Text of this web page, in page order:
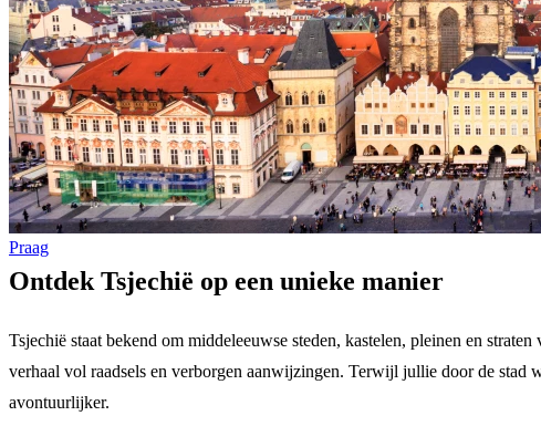
Praag
Ontdek Tsjechië op een unieke manier
Tsjechië staat bekend om middeleeuwse steden, kastelen, pleinen en
verhaal vol raadsels en verborgen aanwijzingen. Terwijl jullie door de stad
avontuurlijker.